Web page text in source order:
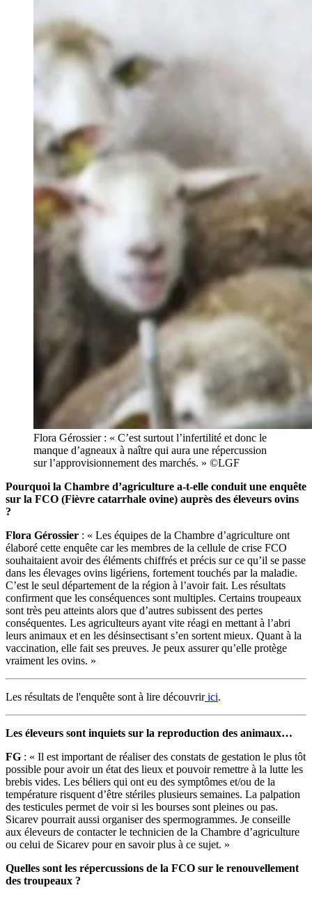
Flora Gérossier : « C’est surtout l’infertilité et donc le
manque d’agneaux à naître qui aura une répercussion
sur l’approvisionnement des marchés. » ©LGF
Pourquoi la Chambre d’agriculture a-t-elle conduit une enquête
sur la FCO (Fièvre catarrhale ovine) auprès des éleveurs ovins
?
Flora Gérossier : « Les équipes de la Chambre d’agriculture ont
élaboré cette enquête car les membres de la cellule de crise FCO
souhaitaient avoir des éléments chiffrés et précis sur ce qu’il se passe
dans les élevages ovins ligériens, fortement touchés par la maladie.
C’est le seul département de la région à l’avoir fait. Les résultats
confirment que les conséquences sont multiples. Certains troupeaux
sont très peu atteints alors que d’autres subissent des pertes
conséquentes. Les agriculteurs ayant vite réagi en mettant à l’abri
leurs animaux et en les désinsectisant s’en sortent mieux. Quant à la
vaccination, elle fait ses preuves. Je peux assurer qu’elle protège
vraiment les ovins. »
Les résultats de l'enquête sont à lire découvririci.
Les éleveurs sont inquiets sur la reproduction des animaux…
FG : « Il est important de réaliser des constats de gestation le plus tôt
possible pour avoir un état des lieux et pouvoir remettre à la lutte les
brebis vides. Les béliers qui ont eu des symptômes et/ou de la
température risquent d’être stériles plusieurs semaines. La palpation
des testicules permet de voir si les bourses sont pleines ou pas.
Sicarev pourrait aussi organiser des spermogrammes. Je conseille
aux éleveurs de contacter le technicien de la Chambre d’agriculture
ou celui de Sicarev pour en savoir plus à ce sujet. »
Quelles sont les répercussions de la FCO sur le renouvellement
des troupeaux ?